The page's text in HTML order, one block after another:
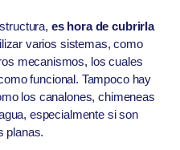
es hora de cubrirla
varios sistemas, como
mecanismos, los cuales
funcional. Tampoco hay
los canalones, chimeneas
especialmente si son
planas.